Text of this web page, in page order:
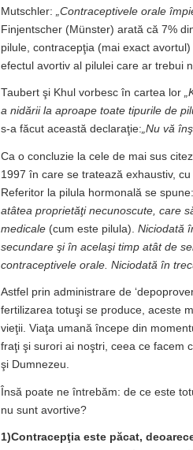
Mutschler: „Contraceptivele orale
Finjentscher (Münster) arată că 7%
pilule, contracepţia (mai exact
efectul avortiv al pilulei care ar trebui
Taubert şi Khul vorbesc în cartea lor
a nidării la aproape toate tipurile de
s-a făcut această declaraţie:„Nu vă
Ca o concluzie la cele de mai sus
1997 în care se tratează exhaustiv,
Referitor la pilula hormonală se spune:
atâtea proprietăţi necunoscute, care
medicale (cum este pilula). Niciodată
secundare şi în acelaşi timp atât de
contraceptivele orale. Niciodată în
Astfel prin administrare de
fertilizarea totuşi se produce, aceste
vieţii. Viaţa umană începe din
fraţi şi surori ai noştri, ceea ce facem
şi Dumnezeu.
Însă poate ne întrebăm: de ce este
nu sunt avortive?
1)Contracepţia este păcat,